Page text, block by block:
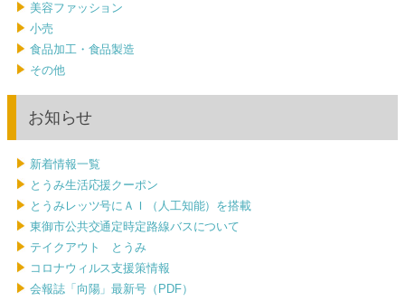
美容ファッション
小売
食品加工・食品製造
その他
お知らせ
新着情報一覧
とうみ生活応援クーポン
とうみレッツ号にＡＩ（人工知能）を搭載
東御市公共交通定時定路線バスについて
テイクアウト とうみ
コロナウィルス支援策情報
会報誌「向陽」最新号（PDF）